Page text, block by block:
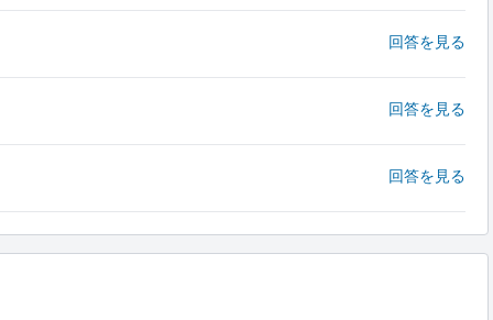
回答を見る
回答を見る
回答を見る